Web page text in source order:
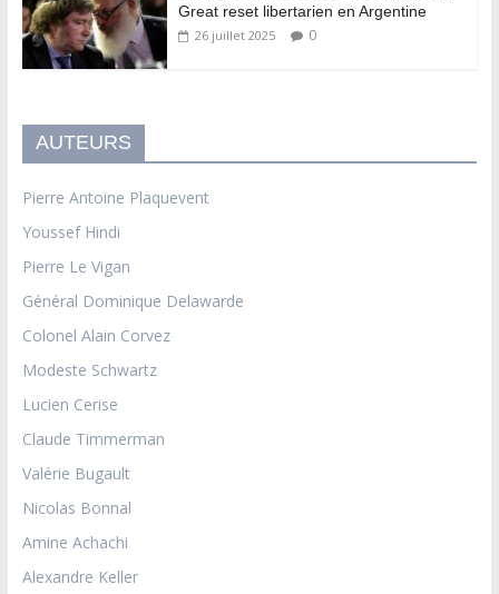
Great reset libertarien en Argentine
26 juillet 2025 0
AUTEURS
Pierre Antoine Plaquevent
Youssef Hindi
Pierre Le Vigan
Général Dominique Delawarde
Colonel Alain Corvez
Modeste Schwartz
Lucien Cerise
Claude Timmerman
Valérie Bugault
Nicolas Bonnal
Amine Achachi
Alexandre Keller